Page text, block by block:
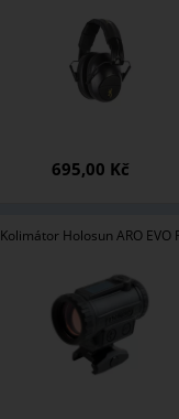
695,00 Kč
Kolimátor Holosun ARO EVO